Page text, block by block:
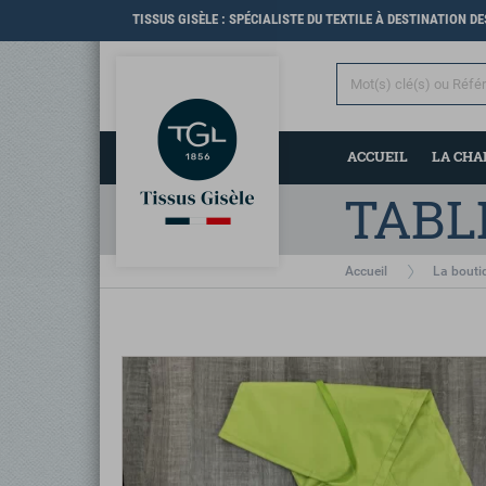
ACCUEIL LA
Accueil La
TISSUS GISÈLE : SPÉCIALISTE DU TEXTILE À DESTINATION